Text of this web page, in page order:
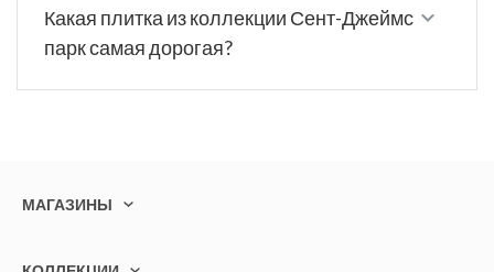
Какая плитка из коллекции Сент-Джеймс
парк самая дорогая?
МАГАЗИНЫ